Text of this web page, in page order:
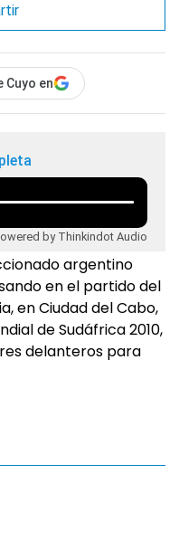
Cuyo en
by Thinkindot Audio
argentino
en el partido del
en Ciudad del Cabo,
de Sudáfrica 2010,
delanteros para